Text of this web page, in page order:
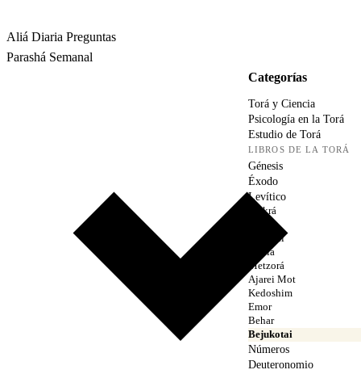
Aliá Diaria Preguntas
Parashá Semanal
Categorías
Torá y Ciencia
Psicología en la Torá
Estudio de Torá
LIBROS DE LA TORÁ
Génesis
Éxodo
Levítico
Vaikrá
Sheminí
Tazría
Metzorá
Ajarei Mot
Kedoshim
Emor
Behar
Bejukotai
Números
Deuteronomio